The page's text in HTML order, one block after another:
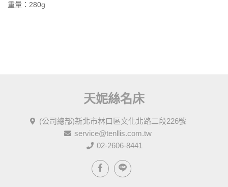
重量：280g
天妮絲名床
(公司總部)新北市林口區文化北路二段226號
service@tenllis.com.tw
02-2606-8441